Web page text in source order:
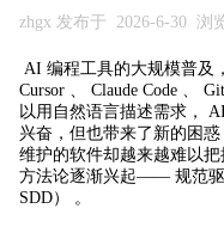
zhgx 发布于 2026-6-30 浏
AI 编程工具的大规模普及
Cursor 、 Claude Code 、
以用自然语言描述需求，
兴奋，但也带来了新的困
维护的软件却越来越难以
方法论逐渐兴起—— 规范驱
SDD） 。